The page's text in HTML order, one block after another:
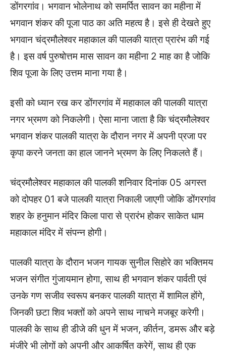
डोंगरगांव। भगवान भोलेनाथ को समर्पित सावन का महीना में
भगवान शंकर की पूजा पाठ का अति महत्व है। इसे ही देखते हुए
भगवान चंद्रमौलेश्वर महाकाल की पालकी यात्रा प्रारंभ की गई
है। इस वर्ष पुरुषोत्तम मास सावन का महीना 2 माह का है जोकि
शिव पूजा के लिए उत्तम माना गया है।
इसी को ध्यान रख कर डोंगरगांव में महाकाल की पालकी यात्रा
नगर भ्रमण को निकलेगी। ऐसा माना जाता है कि चंद्रमौलेश्वर
भगवान शंकर पालकी यात्रा के दौरान नगर में अपनी प्रजा पर
कृपा करने जनता का हाल जानने भ्रमण के लिए निकलते हैं।
चंद्रमौलेश्वर महाकाल की पालकी शनिवार दिनांक 05 अगस्त
को दोपहर 01 बजे पालकी यात्रा निकाली जाएगी जोकि डोंगरगांव
शहर के हनुमान मंदिर किला पारा से प्रारंभ होकर साकेत धाम
महाकाल मंदिर में संपन्न होगी।
पालकी यात्रा के दौरान भजन गायक सुनील सिहोरे का भक्तिमय
भजन संगीत गुंजायमान होगा, साथ ही भगवान शंकर पार्वती एवं
उनके गण सजीव स्वरूप बनकर पालकी यात्रा में शामिल होंगे,
जिनकी छटा शिव भक्तों को अपने साथ नाचने मजबूर करेगी।
पालकी के साथ ही डीजे की धुन में भजन, कीर्तन, डमरू और बड़े
मंजीरे भी लोगों को अपनी और आकर्षित करेगें, साथ ही एक